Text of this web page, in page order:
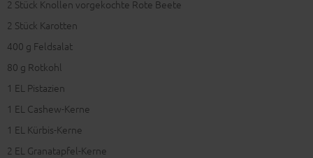
2 Stück Knollen vorgekochte Rote Beete
2 Stück Karotten
400 g Feldsalat
80 g Rotkohl
1 EL Pistazien
1 EL Cashew-Kerne
1 EL Kürbis-Kerne
2 EL Granatapfel-Kerne